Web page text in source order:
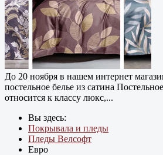
До 20 ноября в нашем интернет
постельное белье из сатина
относится к классу люкс,...
Вы здесь:
Покрывала и пледы
Пледы Велсофт
Евро